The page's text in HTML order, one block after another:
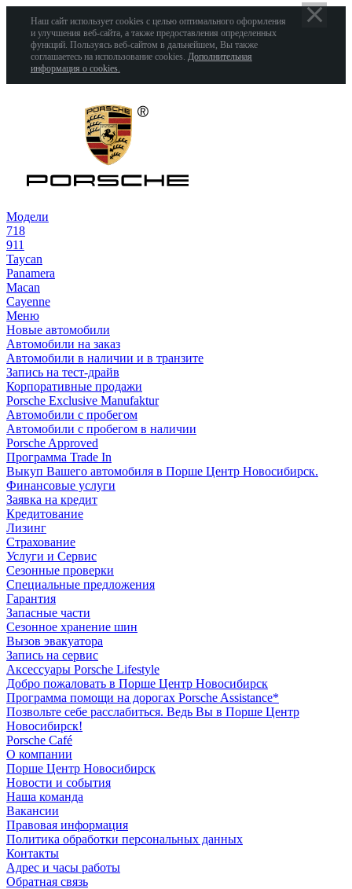
Наш сайт использует cookies с целью оптимального оформления
и улучшения веб-сайта, а также предоставления определенных
функций. Пользуясь веб-сайтом в дальнейшем, Вы также
соглашаетесь на использование cookies. Дополнительная
информация о cookies.
Модели
718
911
Taycan
Panamera
Macan
Cayenne
Меню
Новые автомобили
Автомобили на заказ
Автомобили в наличии и в транзите
Запись на тест-драйв
Корпоративные продажи
Porsche Exclusive Manufaktur
Автомобили с пробегом
Автомобили с пробегом в наличии
Porsche Approved
Программа Trade In
Выкуп Вашего автомобиля в Порше Центр Новосибирск.
Финансовые услуги
Заявка на кредит
Кредитование
Лизинг
Страхование
Услуги и Сервис
Сезонные проверки
Специальные предложения
Гарантия
Запасные части
Сезонное хранение шин
Вызов эвакуатора
Запись на сервис
Аксессуары Porsche Lifestyle
Добро пожаловать в Порше Центр Новосибирск
Программа помощи на дорогах Porsche Assistance*
Позвольте себе расслабиться. Ведь Вы в Порше Центр
Новосибирск!
Porsche Café
О компании
Порше Центр Новосибирск
Новости и события
Наша команда
Вакансии
Правовая информация
Политика обработки персональных данных
Контакты
Адрес и часы работы
Обратная связь